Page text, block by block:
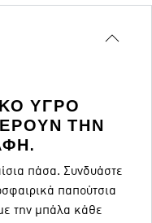
ΥΓΡΌ
ΤΗΝ
πάσα. Συνδυάστε
παπούτσια
την μπάλα κάθε